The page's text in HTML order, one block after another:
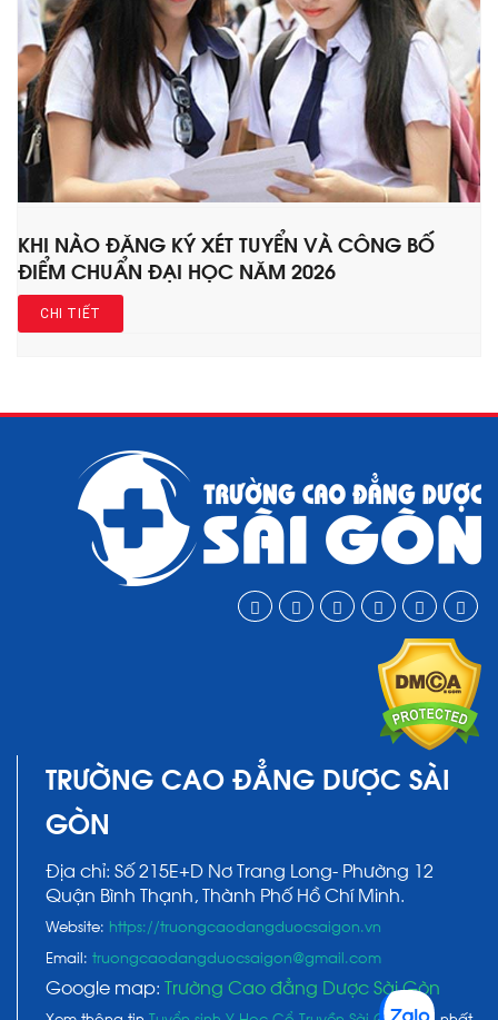
KHI NÀO ĐĂNG KÝ XÉT TUYỂN VÀ CÔNG BỐ
ĐIỂM CHUẨN ĐẠI HỌC NĂM 2026
CHI TIẾT
TRƯỜNG CAO ĐẲNG DƯỢC SÀI
GÒN
Địa chỉ: Số 215E+D Nơ Trang Long- Phường 12
Quận Bình Thạnh, Thành Phố Hồ Chí Minh.
Website: https://truongcaodangduocsaigon.vn
Email: truongcaodangduocsaigon@gmail.com
Google map: Trường Cao đẳng Dược Sài Gòn